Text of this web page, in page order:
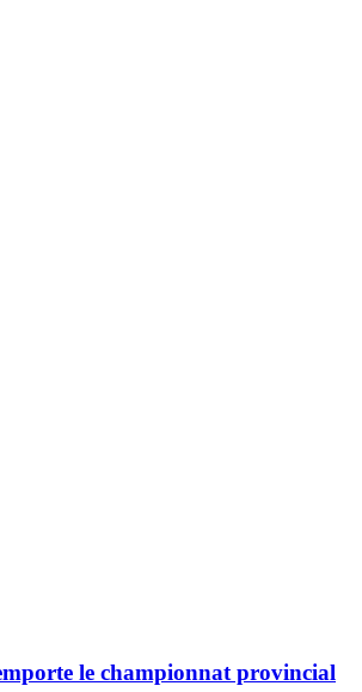
le championnat provincial